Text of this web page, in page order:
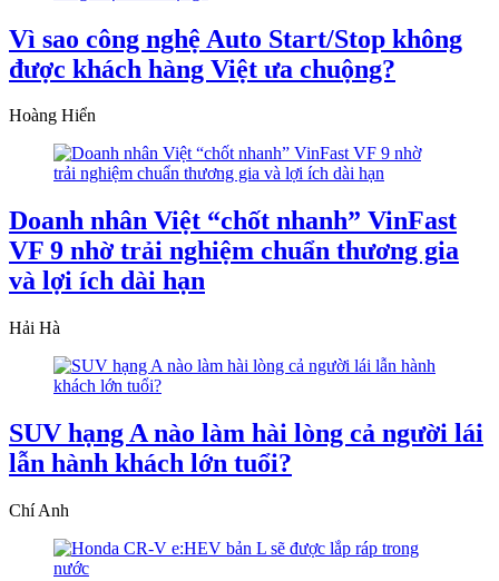
Vì sao công nghệ Auto Start/Stop không
được khách hàng Việt ưa chuộng?
Hoàng Hiển
Doanh nhân Việt “chốt nhanh” VinFast
VF 9 nhờ trải nghiệm chuẩn thương gia
và lợi ích dài hạn
Hải Hà
SUV hạng A nào làm hài lòng cả người lái
lẫn hành khách lớn tuổi?
Chí Anh